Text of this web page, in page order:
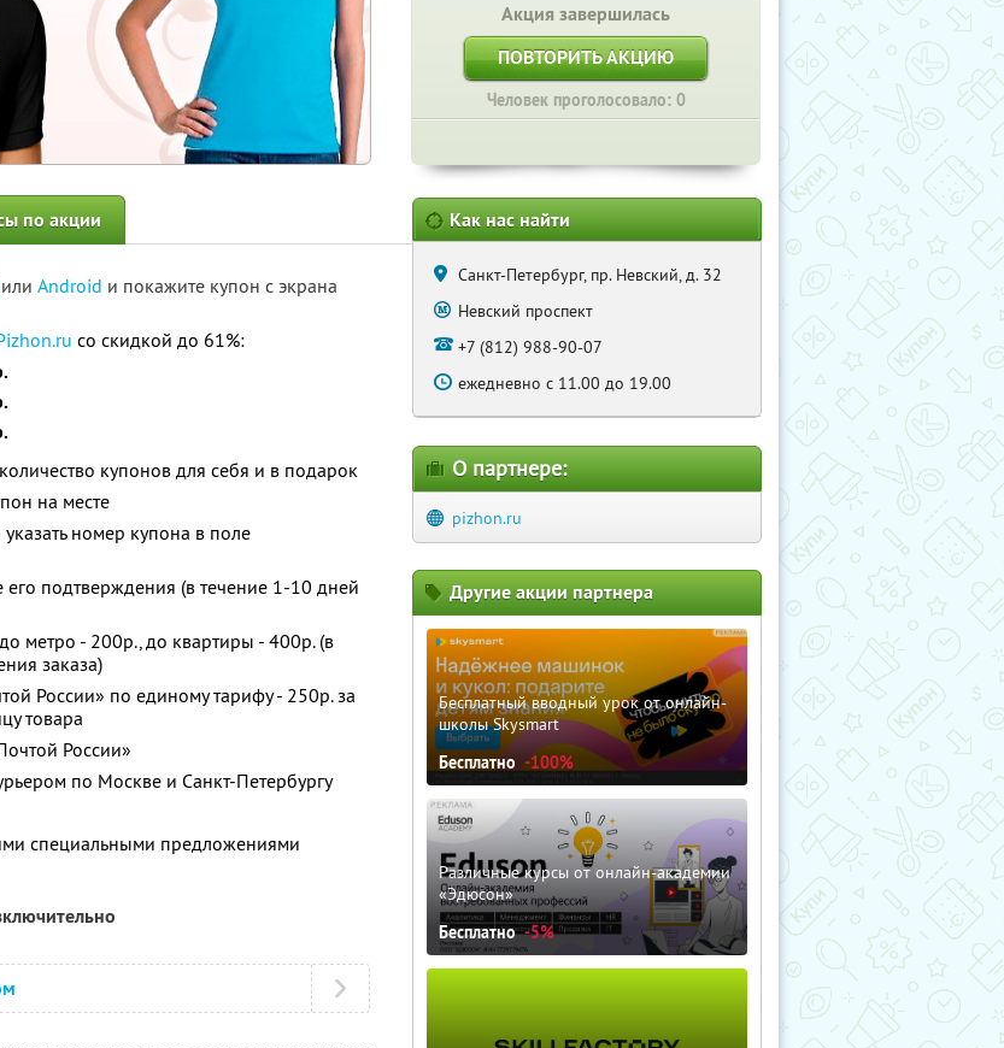
Акция завершилась
ПОВТОРИТЬ АКЦИЮ
Человек проголосовало: 0
по акции
или Android и покажите купон с экрана
со скидкой до 61%:
купонов для себя и в подарок
на месте
номер купона в поле
подтверждения (в течение 1-10 дней
метро - 200р., до квартиры - 400р. (в
заказа)
России» по единому тарифу - 250р. за
товара
России»
по Москве и Санкт-Петербургу
специальными предложениями
Как нас найти
Санкт-Петербург, пр. Невский, д. 32
Невский проспект
+7 (812) 988-90-07
ежедневно с 11.00 до 19.00
О партнере:
pizhon.ru
Другие акции партнера
Бесплатный вводный урок от онлайн-
школы Skysmart
Бесплатно -100%
Различные курсы от онлайн-академии
«Эдюсон»
Бесплатно -5%